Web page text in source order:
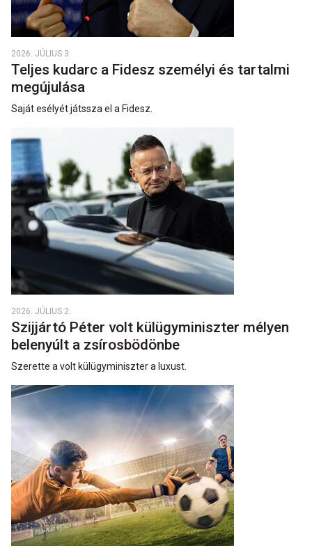
2026. JÚLIUS 3.
Teljes kudarc a Fidesz személyi és tartalmi
megújulása
Saját esélyét játssza el a Fidesz.
2026. JÚLIUS 2.
Szijjártó Péter volt külügyminiszter mélyen
belenyúlt a zsírosbödönbe
Szerette a volt külügyminiszter a luxust.